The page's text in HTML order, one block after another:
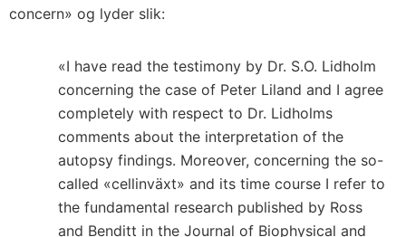
concern» og lyder slik:
«I have read the testimony by Dr. S.O. Lidholm
concerning the case of Peter Liland and I agree
completely with respect to Dr. Lidholms
comments about the interpretation of the
autopsy findings. Moreover, concerning the so-
called «cellinväxt» and its time course I refer to
the fundamental research published by Ross
and Benditt in the Journal of Biophysical and